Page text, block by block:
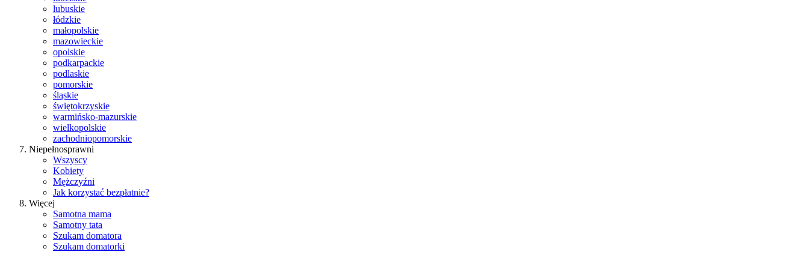
lubuskie
łódzkie
małopolskie
mazowieckie
opolskie
podkarpackie
podlaskie
pomorskie
śląskie
świętokrzyskie
warmińsko-mazurskie
wielkopolskie
zachodniopomorskie
Niepełnosprawni
Wszyscy
Kobiety
Mężczyźni
Jak korzystać bezpłatnie?
Więcej
Samotna mama
Samotny tata
Szukam domatora
Szukam domatorki